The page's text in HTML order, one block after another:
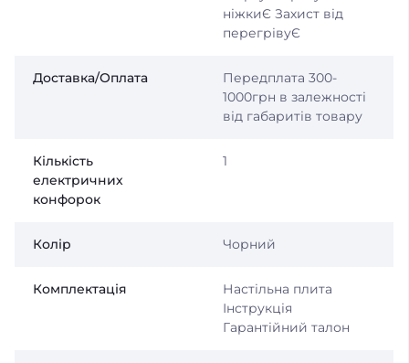
ніжкиЄ Захист від
перегрівуЄ
Доставка/Оплата
Передплата 300-
1000грн в залежності
від габаритів товару
Кількість
електричних
конфорок
1
Колір Чорний
Комплектація
Настільна плита
Інструкція
Гарантійний талон